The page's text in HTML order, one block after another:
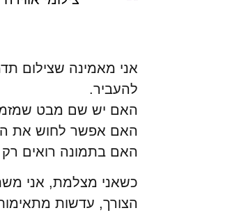
אני מאמינה שצילום
להעביר.
האם יש שם מבט
האם אפשר לחוש את
האם בתמונה רואים
כשאני מצלמת, אני
הצורך, עדשות